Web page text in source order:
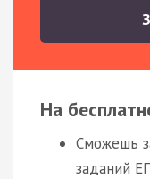
На
Сможешь
заданий